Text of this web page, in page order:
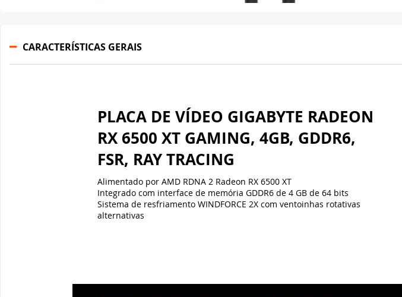
CARACTERÍSTICAS GERAIS
PLACA DE VÍDEO GIGABYTE RADEON
RX 6500 XT GAMING, 4GB, GDDR6,
FSR, RAY TRACING
Alimentado por AMD RDNA 2 Radeon RX 6500 XT
Integrado com interface de memória GDDR6 de 4 GB de 64 bits
Sistema de resfriamento WINDFORCE 2X com ventoinhas rotativas
alternativas